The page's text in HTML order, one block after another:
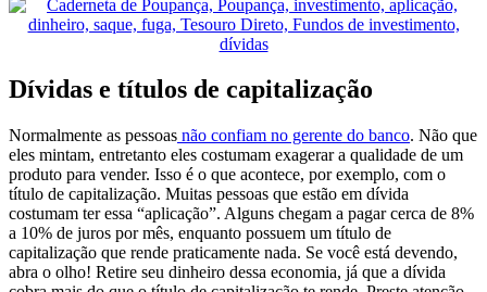
Dívidas e títulos de capitalização
Normalmente as pessoas não confiam no gerente do banco. Não que
eles mintam, entretanto eles costumam exagerar a qualidade de um
produto para vender. Isso é o que acontece, por exemplo, com o
título de capitalização. Muitas pessoas que estão em dívida
costumam ter essa “aplicação”. Alguns chegam a pagar cerca de 8%
a 10% de juros por mês, enquanto possuem um título de
capitalização que rende praticamente nada. Se você está devendo,
abra o olho! Retire seu dinheiro dessa economia, já que a dívida